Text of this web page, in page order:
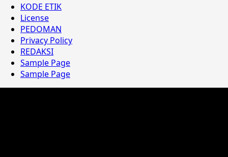
KODE ETIK
License
PEDOMAN
Privacy Policy
REDAKSI
Sample Page
Sample Page